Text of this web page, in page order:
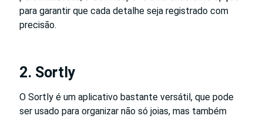
para garantir que cada detalhe seja registrado com
precisão.
2. Sortly
O Sortly é um aplicativo bastante versátil, que pode
ser usado para organizar não só joias, mas também